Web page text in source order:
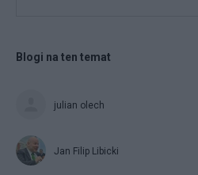
Blogi na ten temat
julian olech
Jan Filip Libicki